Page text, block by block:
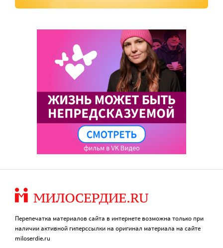
Перепечатка материалов сайта в интернете возможна только при
наличии активной гиперссылки на оригинал материала на сайте
miloserdie.ru